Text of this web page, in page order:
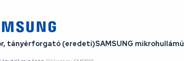
tányérforgató (eredeti)SAMSUNG mikrohullámú